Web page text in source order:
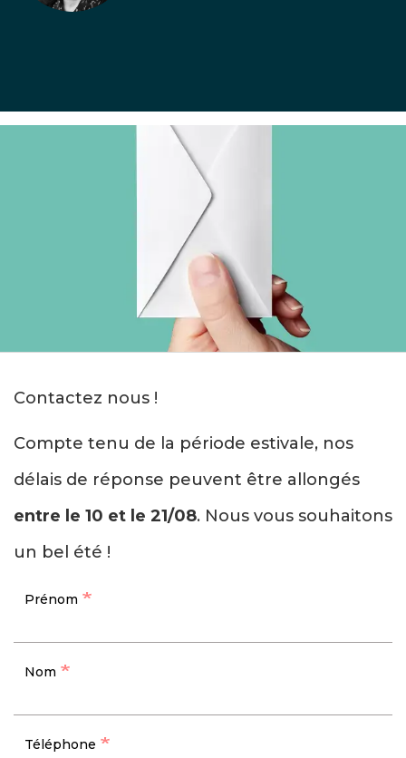
Contactez nous !
Compte tenu de la période estivale, nos
délais de réponse peuvent être allongés
entre le 10 et le 21/08. Nous vous souhaitons
un bel été !
Prénom
Nom
Téléphone